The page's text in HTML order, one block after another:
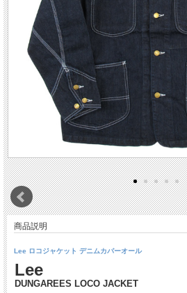
商品説明
Lee ロコジャケット デニムカバーオール
Lee
DUNGAREES LOCO JACKET